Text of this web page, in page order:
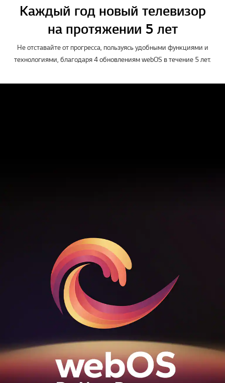
Каждый год новый телевизор
на протяжении 5 лет
Не отставайте от прогресса, пользуясь удобными функциями и
технологиями, благодаря 4 обновлениям webOS в течение 5 лет.